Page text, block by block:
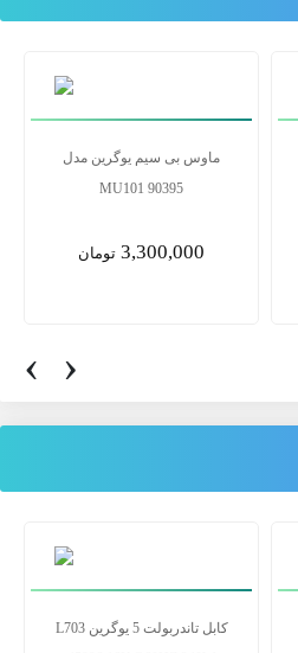
ماوس بی سیم یوگرین مدل
MU101 90395
3,300,000 تومان
‹ ›
کابل تاندربولت 5 یوگرین L703